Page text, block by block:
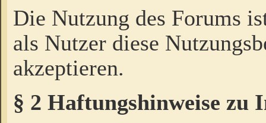
Die Nutzung des Forums
als Nutzer diese
akzeptieren.
§ 2 Haftungshinweise zu